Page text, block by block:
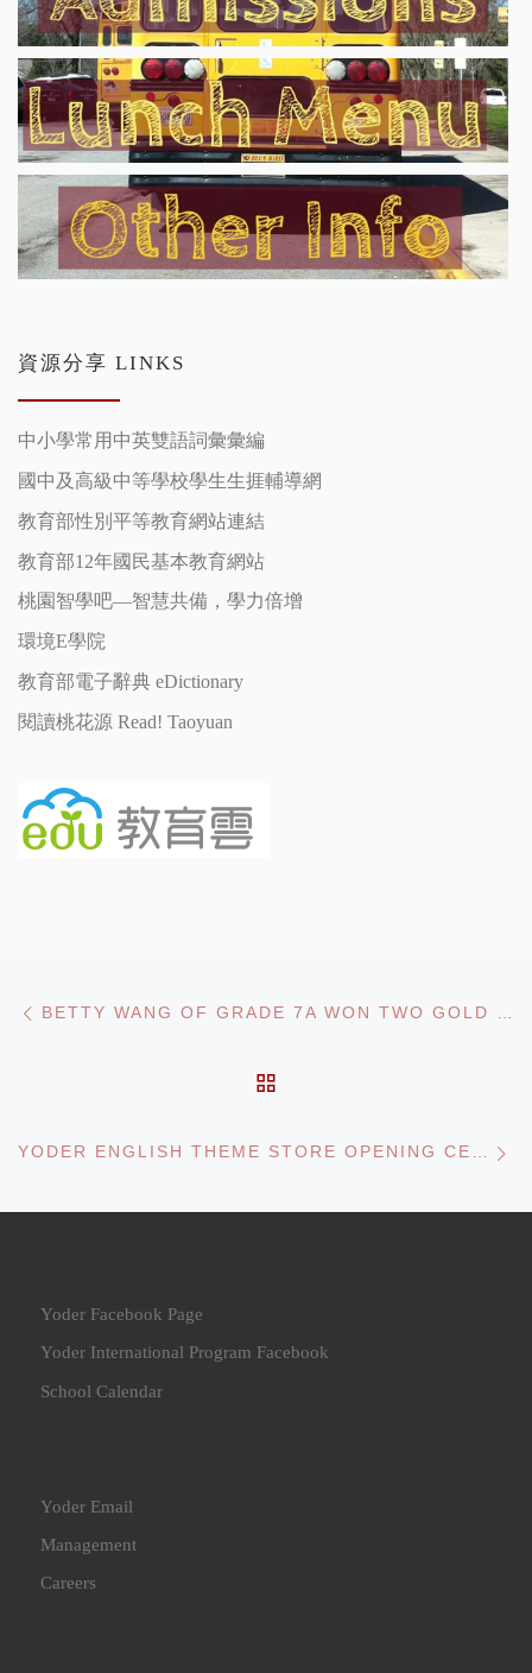
資源分享 LINKS
中小學常用中英雙語詞彙彙編
國中及高級中等學校學生生捱輔導網
教育部性別平等教育網站連結
教育部12年國民基本教育網站
桃園智學吧—智慧共備，學力倍增
環境E學院
教育部電子辭典 eDictionary
閱讀桃花源 Read! Taoyuan
YODER ENGLISH THEME STORE OPENING CEREMONY AND CONCERT 12/25/2015
Yoder Facebook Page
Yoder International Program Facebook
School Calendar
Yoder Email
Management
Careers